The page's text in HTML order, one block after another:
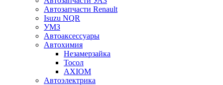
Автозапчасти Renault
Isuzu NQR
УМЗ
Автоаксессуары
Автохимия
Незамерзайка
Тосол
AXIOM
Автоэлектрика